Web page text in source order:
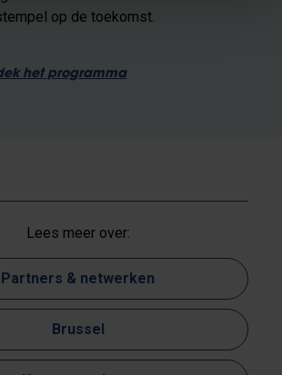
op de toekomst.
het programma
Lees meer over:
Partners & netwerken
Brussel